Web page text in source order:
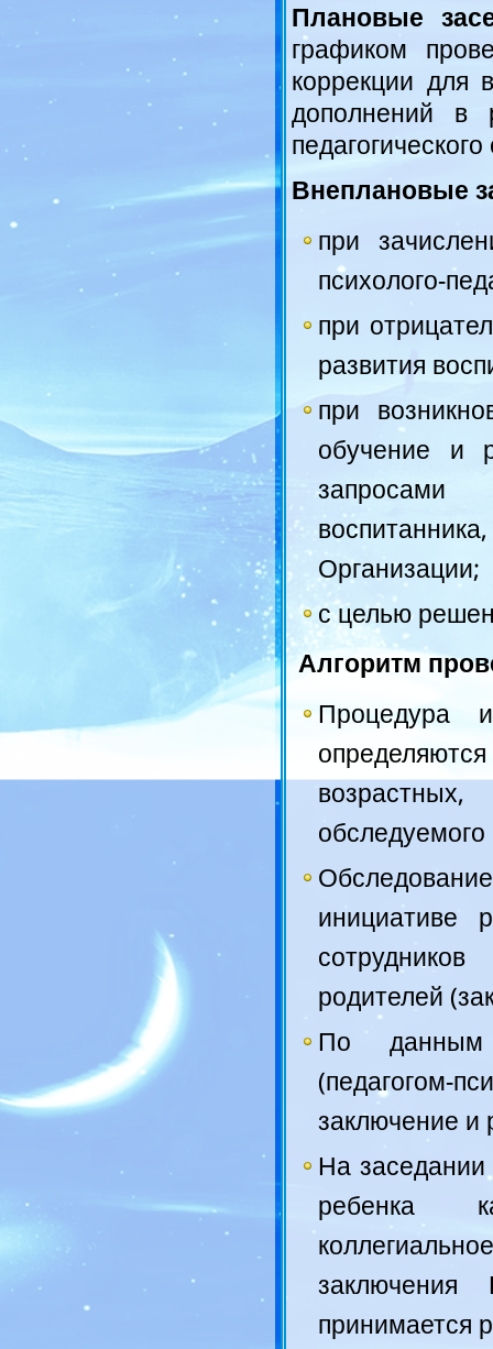
Плановые
графиком
коррекции для
дополнений в
Внеплановые
при
психолого-
при
развития
при
обучение и
запросами
Организации;
с целью
Алгоритм
Процедура
инициативе
родителей
По данным
(педагогом-
заключение и
На
ребенка
принимается